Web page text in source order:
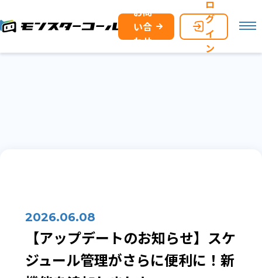
お問
い合
わせ
ロ
グ
イ
ン
2026.06.08
【アップデートのお知らせ】スケ
ジュール管理がさらに便利に！新